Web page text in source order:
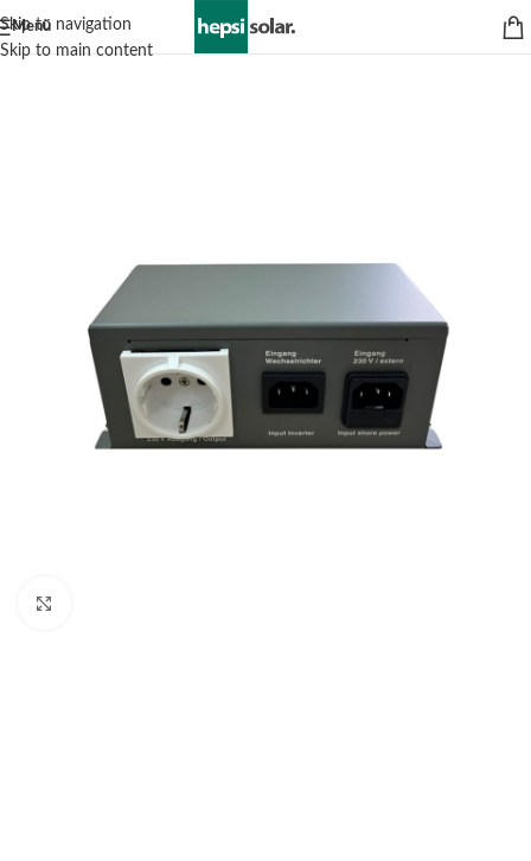
Skip to navigation
Skip to main content
Menü